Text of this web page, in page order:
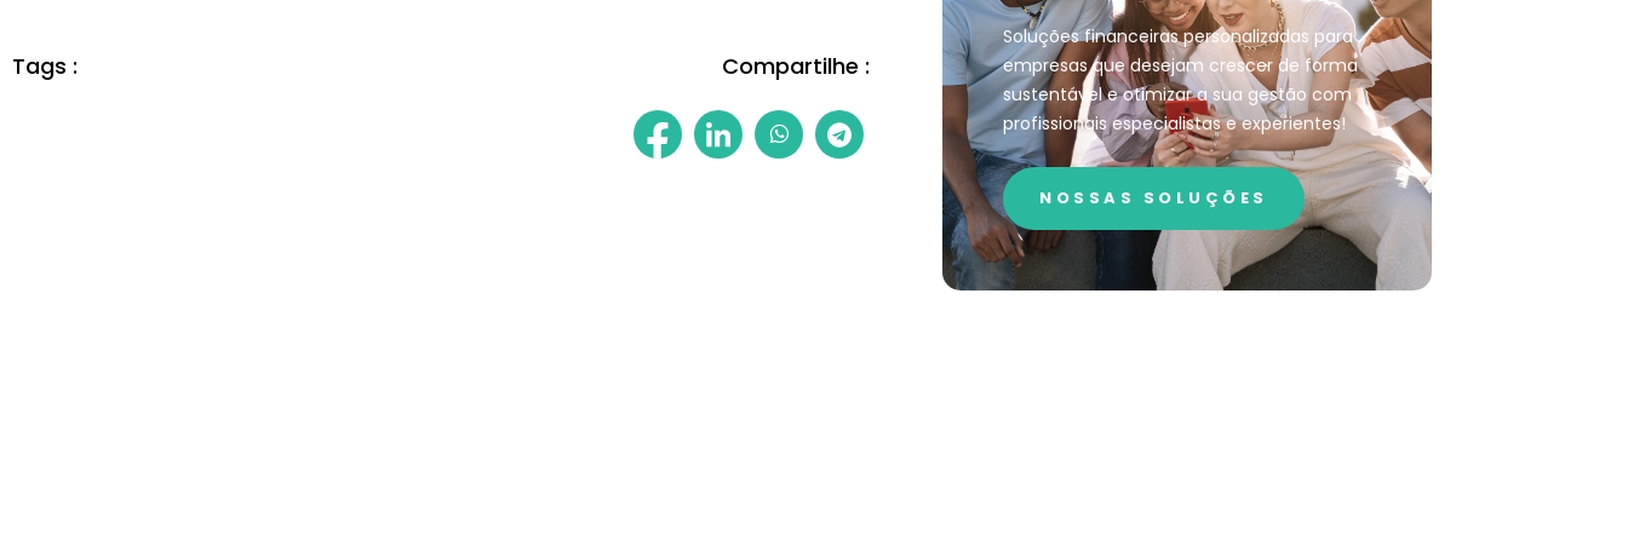
Tags : Compartilhe :
Soluções financeiras personalizadas para
empresas que desejam crescer de forma
sustentável e otimizar a sua gestão com
profissionais especialistas e experientes!
NOSSAS SOLUÇÕES